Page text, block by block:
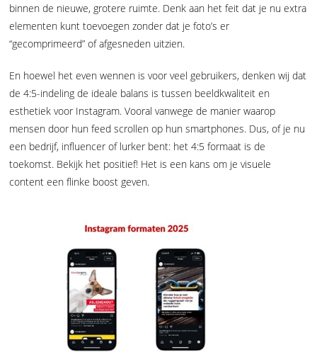
binnen de nieuwe, grotere ruimte. Denk aan het feit dat je nu extra
elementen kunt toevoegen zonder dat je foto’s er
“gecomprimeerd” of afgesneden uitzien.
En hoewel het even wennen is voor veel gebruikers, denken wij dat
de 4:5-indeling de ideale balans is tussen beeldkwaliteit en
esthetiek voor Instagram. Vooral vanwege de manier waarop
mensen door hun feed scrollen op hun smartphones. Dus, of je nu
een bedrijf, influencer of lurker bent: het 4:5 formaat is de
toekomst. Bekijk het positief! Het is een kans om je visuele
content een flinke boost geven.